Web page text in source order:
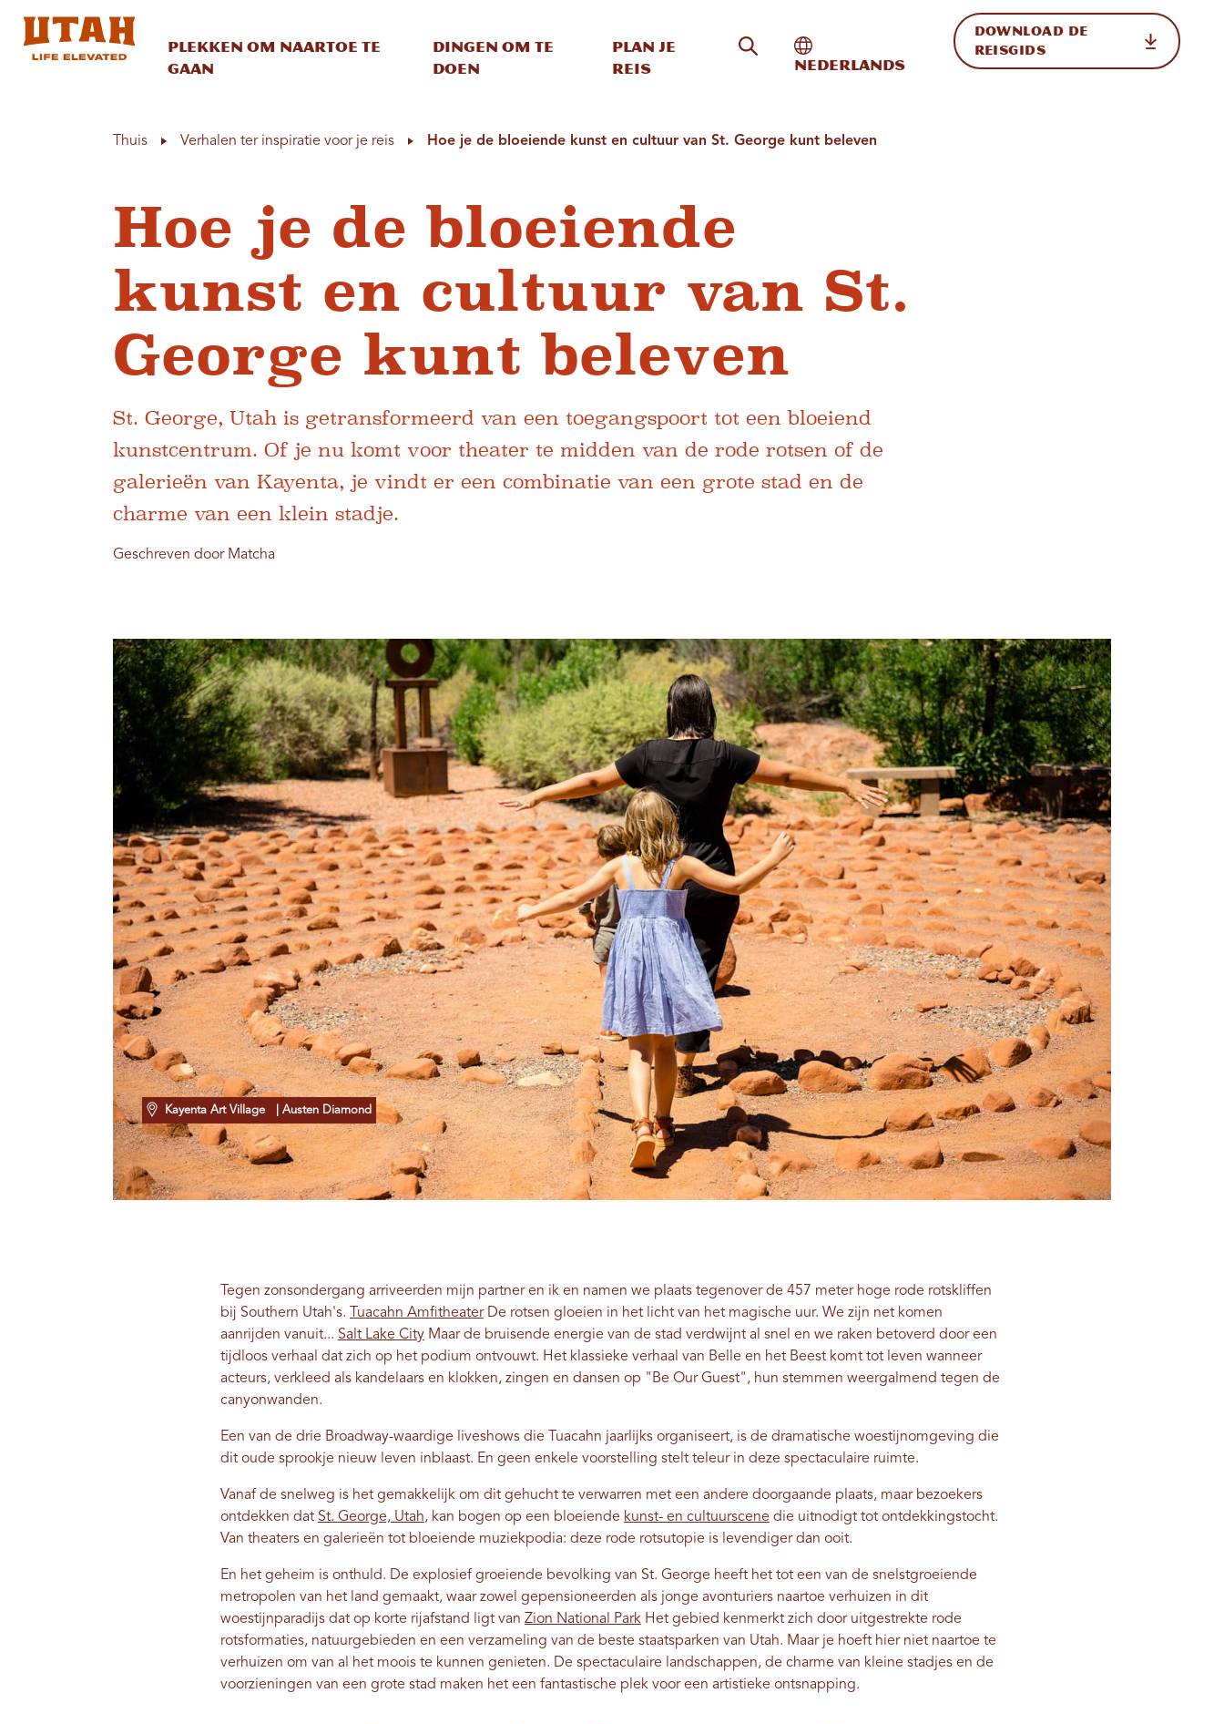
Plekken om naartoe te
gaan
Dingen om te
doen
Plan je
reis
Zoeken op de site
Internationale weergave in-/uitschakelen
Nederlands
DOWNLOAD DE
REISGIDS
Thuis Verhalen ter inspiratie voor je reis Hoe je de bloeiende kunst en cultuur van St. George kunt beleven
Hoe je de bloeiende
kunst en cultuur van St.
George kunt beleven
St. George, Utah is getransformeerd van een toegangspoort tot een bloeiend
kunstcentrum. Of je nu komt voor theater te midden van de rode rotsen of de
galerieën van Kayenta, je vindt er een combinatie van een grote stad en de
charme van een klein stadje.
Geschreven door Matcha
Kayenta Art Village | Austen Diamond
Tegen zonsondergang arriveerden mijn partner en ik en namen we plaats tegenover de 457 meter hoge rode rotskliffen
bij Southern Utah's.
Tuacahn AmfitheaterDe rotsen gloeien in het licht van het magische uur. We zijn net komen
aanrijden vanuit... Salt Lake CityMaar de bruisende energie van de stad verdwijnt al snel en we raken betoverd door een
tijdloos verhaal dat zich op het podium ontvouwt. Het klassieke verhaal van Belle en het Beest komt tot leven wanneer
acteurs, verkleed als kandelaars en klokken, zingen en dansen op "Be Our Guest", hun stemmen weergalmend tegen de
canyonwanden.
Een van de drie Broadway-waardige liveshows die Tuacahn jaarlijks organiseert, is de dramatische woestijnomgeving die
dit oude sprookje nieuw leven inblaast. En geen enkele voorstelling stelt teleur in deze spectaculaire ruimte.
Vanaf de snelweg is het gemakkelijk om dit gehucht te verwarren met een andere doorgaande plaats, maar bezoekers
ontdekken dat St. George, Utah, kan bogen op een bloeiende kunst- en cultuurscene die uitnodigt tot ontdekkingstocht.
Van theaters en galerieën tot bloeiende muziekpodia: deze rode rotsutopie is levendiger dan ooit.
En het geheim is onthuld. De explosief groeiende bevolking van St. George heeft het tot een van de snelstgroeiende
metropolen van het land gemaakt, waar zowel gepensioneerden als jonge avonturiers naartoe verhuizen in dit
woestijnparadijs dat op korte rijafstand ligt van Zion National ParkHet gebied kenmerkt zich door uitgestrekte rode
rotsformaties, natuurgebieden en een verzameling van de beste staatsparken van Utah. Maar je hoeft hier niet naartoe te
verhuizen om van al het moois te kunnen genieten. De spectaculaire landschappen, de charme van kleine stadjes en de
voorzieningen van een grote stad maken het een fantastische plek voor een artistieke ontsnapping.